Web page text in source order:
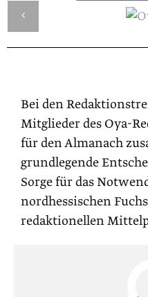
Bei den
Mitglieder des Oya-
für den Almanach
grundlegende
Sorge für das
nordhessischen
redaktionellen